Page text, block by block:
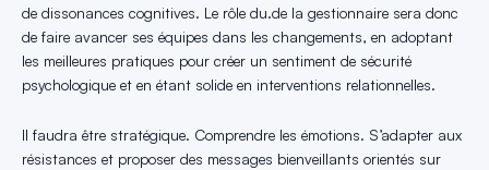
de dissonances cognitives. Le rôle du.de la gestionnaire sera donc
de faire avancer ses équipes dans les changements, en adoptant
les meilleures pratiques pour créer un sentiment de sécurité
psychologique et en étant solide en interventions relationnelles.
Il faudra être stratégique. Comprendre les émotions. S’adapter aux
résistances et proposer des messages bienveillants orientés sur